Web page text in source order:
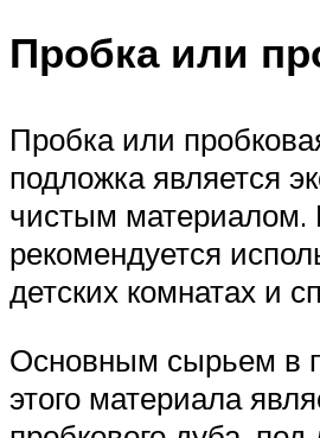
Пробка или
Пробка или
подложка является
чистым материалом.
рекомендуется
детских комнатах и
Основным сырьем в
этого материала